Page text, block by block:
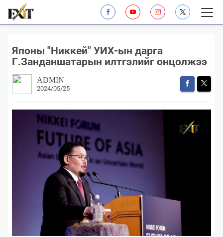
Японы ​"Никкей" УИХ-ын дарга
Г.Занданшатарын илтгэлийг онцолжээ
ADMIN
2024/05/25